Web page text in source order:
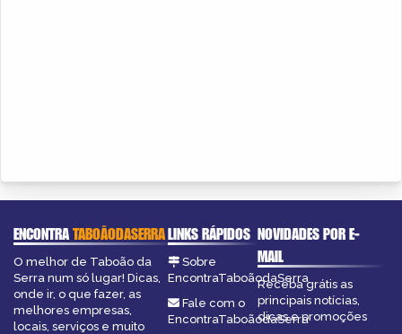
ENCONTRATABOÃODASERRA
O melhor de Taboão da
Serra num só lugar! Dicas,
onde ir, o que fazer, as
melhores empresas,
locais, serviços e muito
LINKS RÁPIDOS
Sobre
EncontraTaboãodaSerra
Fale com o
EncontraTaboãodaSerra
NOVIDADES POR E-
MAIL
Receba grátis as
principais notícias,
dicas e promoções